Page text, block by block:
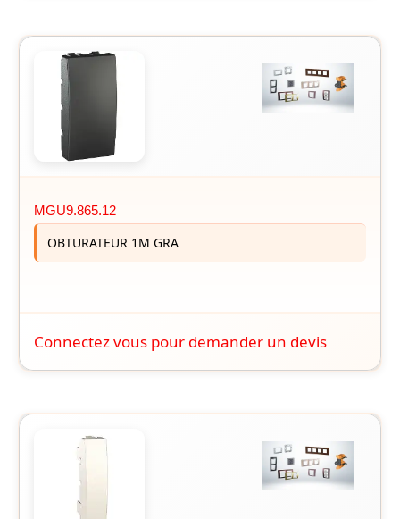
MGU9.865.12
OBTURATEUR 1M GRA
Connectez vous pour demander un devis